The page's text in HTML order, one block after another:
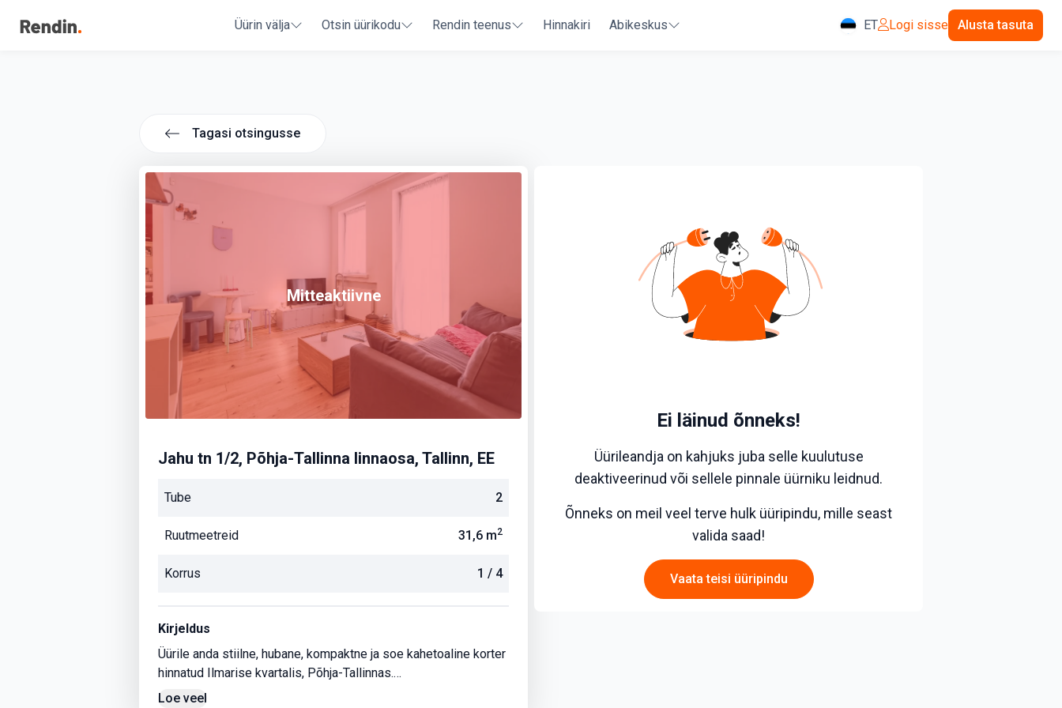
Üürin välja Otsin üürikodu Rendin teenus Hinnakiri Abikeskus ET Logi sisse Alusta tasuta
Tagasi otsingusse
Mitteaktiivne
Jahu tn 1/2, Põhja-Tallinna linnaosa, Tallinn, EE
Tube 2
Ruutmeetreid 31,6 m2
Korrus 1 / 4
Kirjeldus
Üürile anda stiilne, hubane, kompaktne ja soe kahetoaline korter
hinnatud Ilmarise kvartalis, Põhja-Tallinnas.
Loe veel
Ei läinud õnneks!
Üürileandja on kahjuks juba selle kuulutuse
deaktiveerinud või sellele pinnale üürniku leidnud.
Õnneks on meil veel terve hulk üüripindu, mille seast
valida saad!
Vaata teisi üüripindu